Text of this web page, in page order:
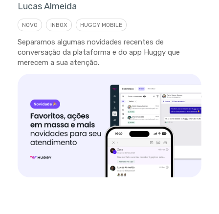
Lucas Almeida
NOVO INBOX HUGGY MOBILE
Separamos algumas novidades recentes de
conversação da plataforma e do app Huggy que
merecem a sua atenção.